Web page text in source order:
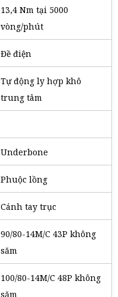
13,4 Nm tại 5000
vòng/phút
Đề điện
Tự động ly hợp khô
trung tâm
Underbone
Phuộc lồng
Cánh tay trục
90/80-14M/C 43P không
săm
100/80-14M/C 48P không
săm